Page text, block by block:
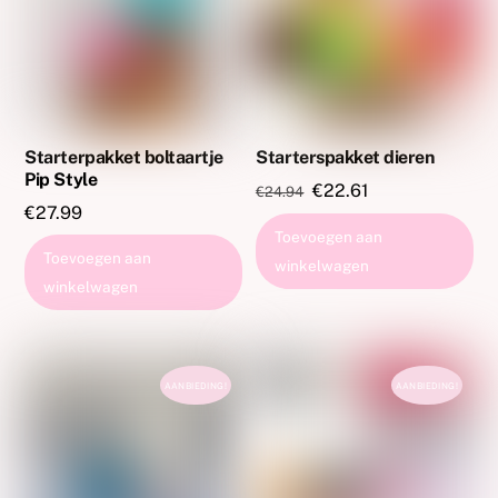
Starterpakket boltaartje
Pip Style
€27.99
Toevoegen aan
winkelwagen
Starterspakket dieren
€24.94 Oorspronkelijke
prijs
was:
€24.94.
€22.61
prijs
is:
Toevoegen aan
winkelwagen
AANBIEDING! AANBIEDING!